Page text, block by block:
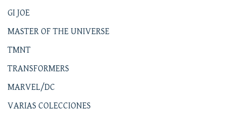
GI JOE
MASTER OF THE UNIVERSE
TMNT
TRANSFORMERS
MARVEL/DC
VARIAS COLECCIONES